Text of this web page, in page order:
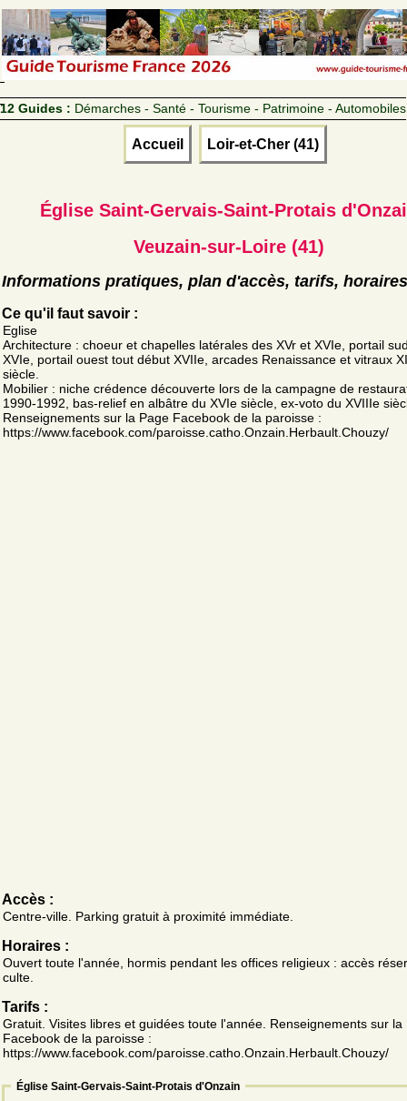
12 Guides : Démarches - Santé - Tourisme - Patrimoine - Automobiles
Accueil Loir-et-Cher (41)
Église Saint-Gervais-Saint-Protais
Veuzain-sur-Loire (41)
Informations pratiques, plan d'accès, tarifs, horaires
Ce qu'il faut savoir :
Eglise
Architecture : choeur et chapelles latérales des XVr et XVIe, portail
XVIe, portail ouest tout début XVIIe, arcades Renaissance et vitraux
siècle.
Mobilier : niche crédence découverte lors de la campagne de
1990-1992, bas-relief en albâtre du XVIe siècle, ex-voto du XVIIIe
Renseignements sur la Page Facebook de la paroisse :
https://www.facebook.com/paroisse.catho.Onzain.Herbault.Chouzy/
Accès :
Centre-ville. Parking gratuit à proximité immédiate.
Horaires :
Ouvert toute l'année, hormis pendant les offices religieux : accès
culte.
Tarifs :
Gratuit. Visites libres et guidées toute l'année. Renseignements sur la
Facebook de la paroisse :
https://www.facebook.com/paroisse.catho.Onzain.Herbault.Chouzy/
Église Saint-Gervais-Saint-Protais d'Onzain